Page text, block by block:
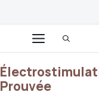
contenu Menu
Prouvée